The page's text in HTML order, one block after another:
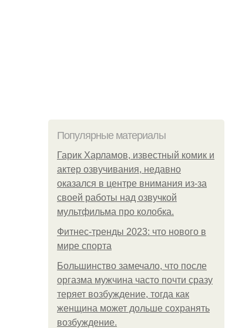
Популярные материалы
Гарик Харламов, известный комик и
актер озвучивания, недавно
оказался в центре внимания из-за
своей работы над озвучкой
мультфильма про колобка.
Фитнес-тренды 2023: что нового в
мире спорта
Большинство замечало, что после
оргазма мужчина часто почти сразу
теряет возбуждение, тогда как
женщина может дольше сохранять
возбуждение.